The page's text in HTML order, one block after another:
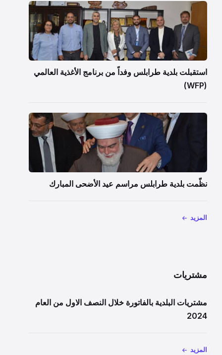
استقبلت بلدية طرابلس وفداً من برنامج الأغذية العالمي
(WFP)
نظّمت بلدية طرابلس مراسم عيد الأضحى المبارك
المزيد
مشتريات
مشتريات البلدية بالفاتورة خلال النصف الاول من العام
2024
المزيد